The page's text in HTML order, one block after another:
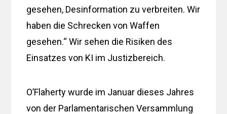
gesehen, Desinformation zu verbreiten. Wir
haben die Schrecken von Waffen
gesehen.“ Wir sehen die Risiken des
Einsatzes von KI im Justizbereich.
O’Flaherty wurde im Januar dieses Jahres
von der Parlamentarischen Versammlung